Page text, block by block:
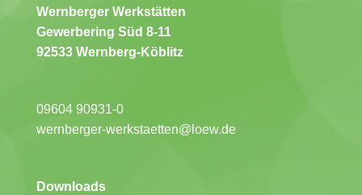
Wernberger Werkstätten
Gewerbering Süd 8-11
92533 Wernberg-Köblitz
09604 90931-0
wernberger-werkstaetten@loew.de
Downloads